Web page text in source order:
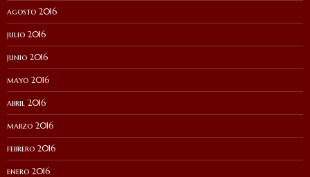
agosto 2016
julio 2016
junio 2016
mayo 2016
abril 2016
marzo 2016
febrero 2016
enero 2016